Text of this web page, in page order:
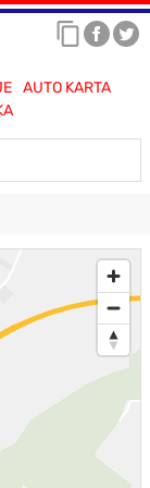
AUTO KARTA